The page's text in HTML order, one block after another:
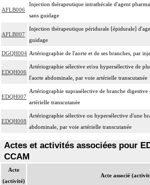
AFLB006
Injection thérapeutique intrathécale d'agent
sans guidage
AFLB007
Injection thérapeutique péridurale [épidurale]
guidage
DGQH004 Artériographie de l'aorte et de ses branches, par
EDQH006
Artériographie sélective et/ou hypersélective de
l'aorte abdominale, par voie artérielle transcutanée
EDQH007
Artériographie suprasélective de branche
artérielle transcutanée
EDQH008
Artériographie sélective ou hypersélective d'une
abdominale, par voie artérielle transcutanée
Actes et activités associées pour
CCAM
Acte
(activité)
Acte associé